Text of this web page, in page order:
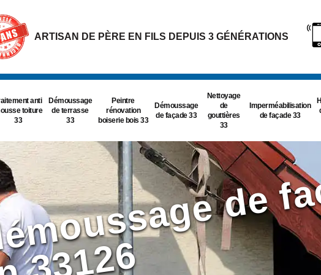
ARTISAN DE PÈRE EN FILS DEPUIS 3 GÉNÉRATIONS
anti
toiture
33
Démoussage
de terrasse
33
Peintre
rénovation
boiserie bois 33
Démoussage
de façade 33
Nettoyage
de
gouttières
33
Imperméabilisation
de façade 33